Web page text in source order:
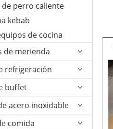
de perro caliente
kebab
de cocina
de merienda
refrigeración
buffet
acero inoxidable
comida